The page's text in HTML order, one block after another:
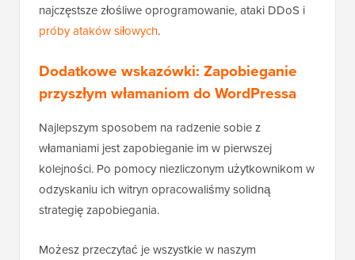
najczęstsze złośliwe oprogramowanie, ataki DDoS i
próby ataków siłowych.
Dodatkowe wskazówki: Zapobieganie
przyszłym włamaniom do WordPressa
Najlepszym sposobem na radzenie sobie z
włamaniami jest zapobieganie im w pierwszej
kolejności. Po pomocy niezliczonym użytkownikom w
odzyskaniu ich witryn opracowaliśmy solidną
strategię zapobiegania.
Możesz przeczytać je wszystkie w naszym